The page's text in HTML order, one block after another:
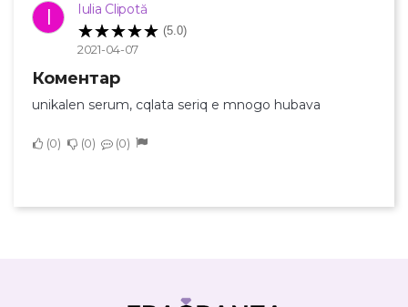
I Iulia Clipotă
(5.0)
2021-04-07
Коментар
unikalen serum, cqlata seriq e mnogo hubava
0 0 0